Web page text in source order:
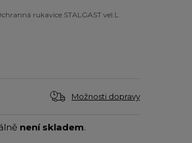
rukavice STALGAST vel.L
Možnosti dopravy
není skladem.